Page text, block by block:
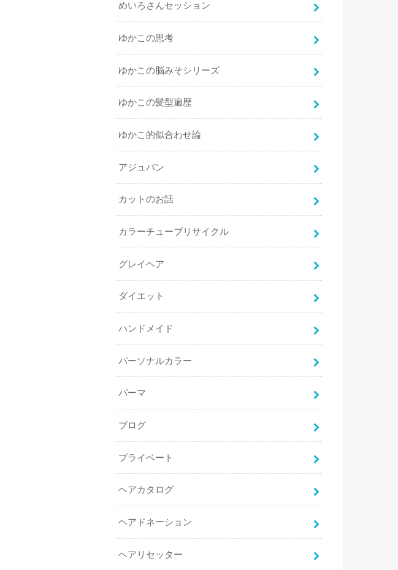
めいろさんセッション
ゆかこの思考
ゆかこの脳みそシリーズ
ゆかこの髪型遍歴
ゆかこ的似合わせ論
アジュバン
カットのお話
カラーチューブリサイクル
グレイヘア
ダイエット
ハンドメイド
パーソナルカラー
パーマ
ブログ
プライベート
ヘアカタログ
ヘアドネーション
ヘアリセッター